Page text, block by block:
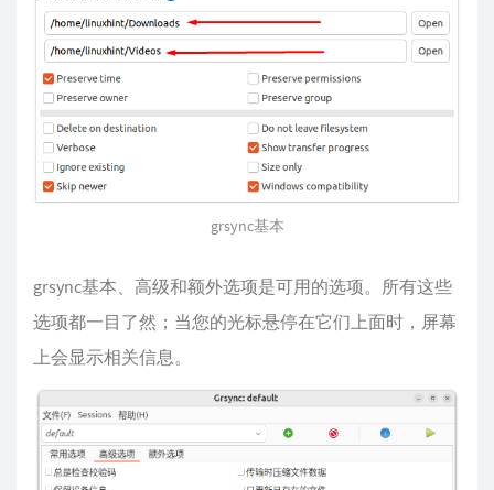
grsync基本
grsync基本、高级和额外选项是可用的选项。所有这些
选项都一目了然；当您的光标悬停在它们上面时，屏幕
上会显示相关信息。